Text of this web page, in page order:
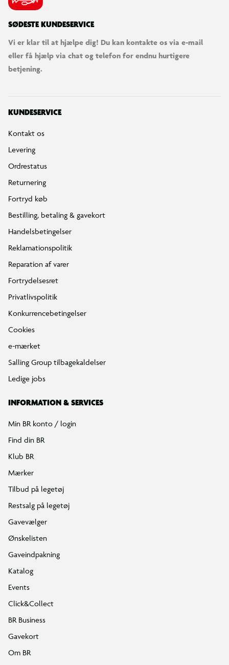
SØDESTE KUNDESERVICE
Vi er klar til at hjælpe dig! Du kan kontakte os via e-mail
eller få hjælp via chat og telefon for endnu hurtigere
betjening.
KUNDESERVICE
Kontakt os
Levering
Ordrestatus
Returnering
Fortryd køb
Bestilling, betaling & gavekort
Handelsbetingelser
Reklamationspolitik
Reparation af varer
Fortrydelsesret
Privatlivspolitik
Konkurrencebetingelser
Cookies
e-mærket
Salling Group tilbagekaldelser
Ledige jobs
INFORMATION & SERVICES
Min BR konto / login
Find din BR
Klub BR
Mærker
Tilbud på legetøj
Restsalg på legetøj
Gavevælger
Ønskelisten
Gaveindpakning
Katalog
Events
Click&Collect
BR Business
Gavekort
Om BR